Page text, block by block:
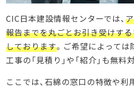
CIC日本建設情報センターでは、
報告までを丸ごとお引き受けする
しております。ご希望によっては
工事の「見積り」や「紹介」も無料
ここでは、石綿の窓口の特徴や